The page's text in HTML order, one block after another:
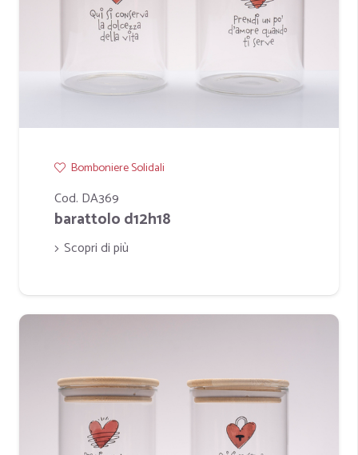
Bomboniere Solidali
Cod. DA369
barattolo d12h18
Scopri di più